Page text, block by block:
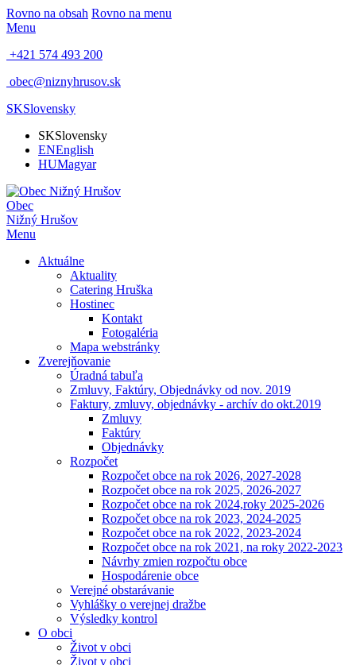
Rovno na obsah Rovno na menu
Menu
+421 574 493 200
obec@niznyhrusov.sk
SKSlovensky
SKSlovensky
ENEnglish
HUMagyar
Obec
Nižný Hrušov
Menu
Aktuálne
Aktuality
Catering Hruška
Hostinec
Kontakt
Fotogaléria
Mapa webstránky
Zverejňovanie
Úradná tabuľa
Zmluvy, Faktúry, Objednávky od nov. 2019
Faktury, zmluvy, objednávky - archív do okt.2019
Zmluvy
Faktúry
Objednávky
Rozpočet
Rozpočet obce na rok 2026, 2027-2028
Rozpočet obce na rok 2025, 2026-2027
Rozpočet obce na rok 2024,roky 2025-2026
Rozpočet obce na rok 2023, 2024-2025
Rozpočet obce na rok 2022, 2023-2024
Rozpočet obce na rok 2021, na roky 2022-2023
Návrhy zmien rozpočtu obce
Hospodárenie obce
Verejné obstarávanie
Vyhlášky o verejnej dražbe
Výsledky kontrol
O obci
Život v obci
Život v obci